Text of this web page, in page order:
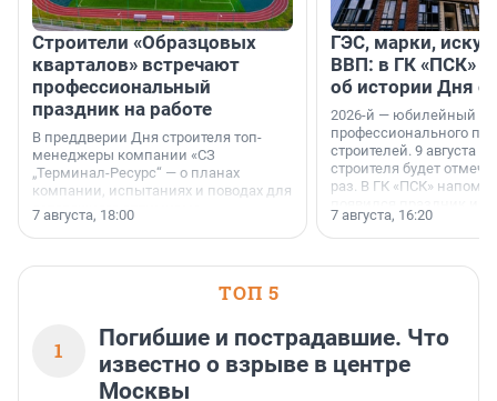
Строители «Образцовых
кварталов» встречают
профессиональный
праздник на работе
В преддверии Дня строителя топ-
менеджеры компании «СЗ
„Терминал-Ресурс“ — о планах
компании, испытаниях и поводах для
осторожного оптимизма.
7 августа, 18:00
ГЭС, марки,
ВВП: в ГК «ПСК»
об истории Дня
2026-й — юбилейный
профессионального
строителей. 9 августа
строителя будет
раз. В ГК «ПСК»
поменялась роль
7 августа, 16:20
ТОП 5
1
Погибшие и пострадавшие. Что
известно о взрыве в центре
Москвы